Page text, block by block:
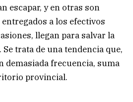
escapar, y en otras son
a los efectivos
llegan para salvar la
trata de una tendencia que,
demasiada frecuencia, suma
provincial.